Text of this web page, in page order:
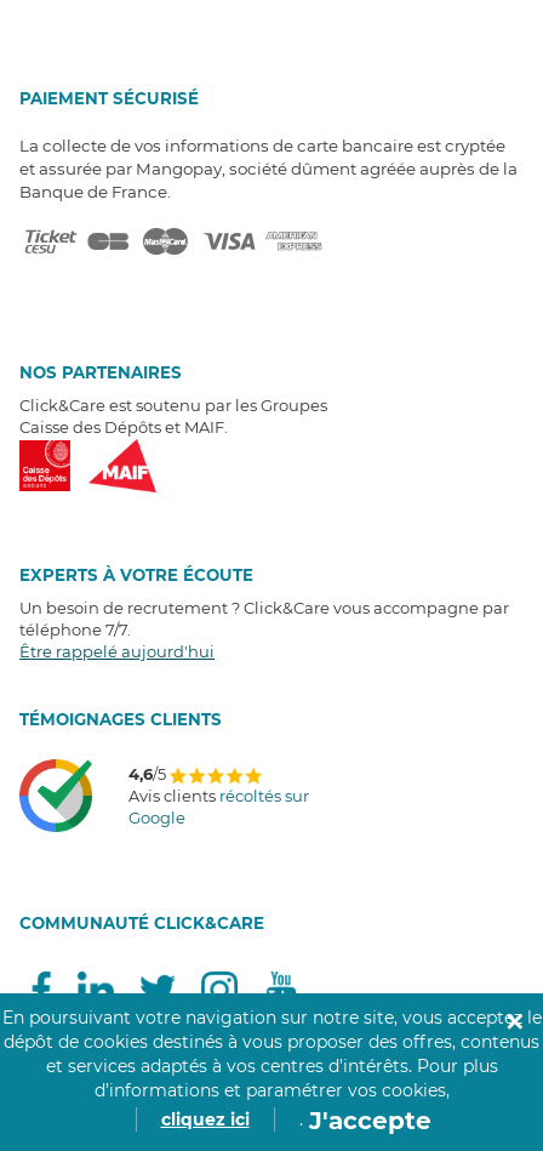
PAIEMENT SÉCURISÉ
La collecte de vos informations de carte bancaire est cryptée
et assurée par Mangopay, société dûment agréée auprès de la
Banque de France.
NOS PARTENAIRES
Click&Care est soutenu par les Groupes
Caisse des Dépôts et MAIF.
EXPERTS À VOTRE ÉCOUTE
Un besoin de recrutement ? Click&Care vous accompagne par
téléphone 7/7
Être rappelé aujourd'hui
TÉMOIGNAGES CLIENTS
4,6/5
Avis clients récoltés sur
Google
COMMUNAUTÉ CLICK&CARE
Notre réseau de 200 000 professionnels soignants assiste les personnes âgées,
personnes handicapées, personnes dépendantes et les personnes à mobilité
En poursuivant votre navigation sur notre site, vous acceptez le
dépôt de cookies destinés à vous proposer des offres, contenus
et services adaptés à vos centres d’intérêts. Pour plus
d’informations et paramétrer vos cookies,
cliquez ici
. J'accepte
✕